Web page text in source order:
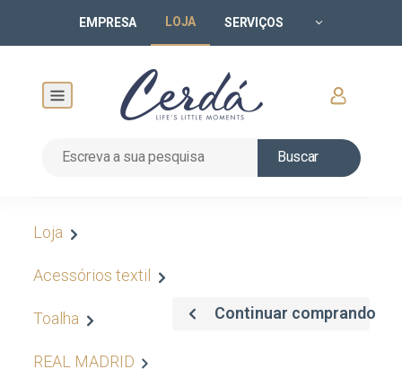
EMPRESA LOJA SERVIÇOS
Buscar
Loja
Acessórios textil
Toalha
REAL MADRID
Continuar comprando